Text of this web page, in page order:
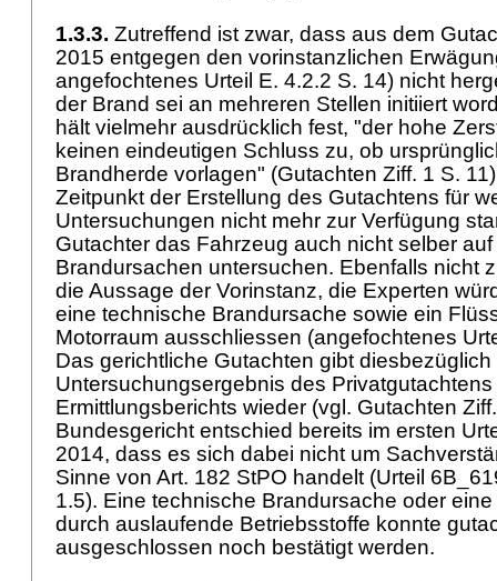
1.3.3. Zutreffend ist zwar, dass aus dem
2015 entgegen den vorinstanzlichen
angefochtenes Urteil E. 4.2.2 S. 14) nicht
der Brand sei an mehreren Stellen initiiert
hält vielmehr ausdrücklich fest, "der hohe
keinen eindeutigen Schluss zu, ob
Brandherde vorlagen" (Gutachten Ziff. 1 S.
Zeitpunkt der Erstellung des Gutachtens für
Untersuchungen nicht mehr zur Verfügung
Gutachter das Fahrzeug auch nicht selber
Brandursachen untersuchen. Ebenfalls nicht
die Aussage der Vorinstanz, die Experten
eine technische Brandursache sowie ein
Motorraum ausschliessen (angefochtenes
Das gerichtliche Gutachten gibt
Untersuchungsergebnis des
Ermittlungsberichts wieder (vgl. Gutachten
Bundesgericht entschied bereits im ersten
2014, dass es sich dabei nicht um
Sinne von Art. 182 StPO handelt (Urteil
1.5). Eine technische Brandursache oder
durch auslaufende Betriebsstoffe konnte
ausgeschlossen noch bestätigt werden.